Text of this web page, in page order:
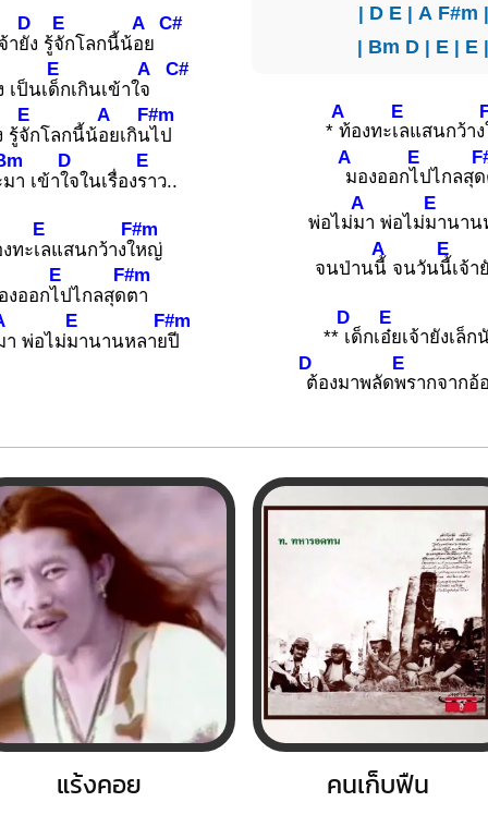
า
D
ยัง รู้
E
จักโลกนี้น้
A
อย
C#
เป็นเ
E
ด็กเกินเข้าใ
A
จ
C#
รู้
E
จักโลกนี้น้
A
อยเกิน
F#m
ไป
มา เข้า
D
ใจในเรื่อง
E
ราว..
ทะ
E
เลแสนกว้างใ
F#m
หญ่
งออก
E
ไปไกลสุด
F#m
ตา
า พ่อไม่
E
มานานหลาย
F#m
ปี
| D E| A F#m |
| Bm D | E | E
*
A
ท้องทะ
E
เลแสนกว้าง
A
มองออก
E
ไปไกลสุด
พ่อไม่
A
มา พ่อไม่
E
มานาน
จนป่าน
A
นี้ จนวัน
E
นี้เจ้า
**
D
เด็กเ
E
อ๋ยเจ้ายังเล็ก
D
ต้องมาพลัด
E
พรากจากอ้
แร้งคอย คนเก็บฟืน